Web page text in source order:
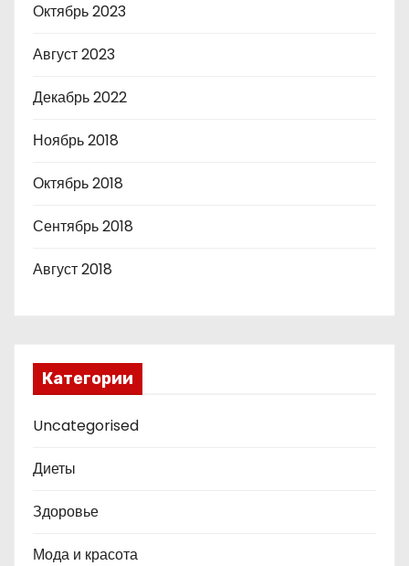
Октябрь 2023
Август 2023
Декабрь 2022
Ноябрь 2018
Октябрь 2018
Сентябрь 2018
Август 2018
Категории
Uncategorised
Диеты
Здоровье
Мода и красота